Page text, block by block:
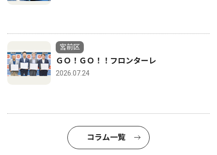
宮前区
ＧＯ！ＧＯ！！フロンターレ
2026.07.24
コラム一覧